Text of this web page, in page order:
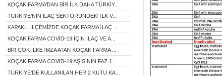
KOÇAK FARMA’DAN BİR İLK DAHA TÜRKİY...
TÜRKİYE’NİN İLAÇ SEKTÖRÜNDEKİ İLK V...
KAPAKLI İLÇEMİZDE KOÇAK FARMA İLAÇ ...
KOÇAK FARMA COVİD-19 İÇİN İLAÇ VE A...
BİR ÇOK İLKE İMZA ATAN KOÇAK FARMA ...
KOÇAK FARMA COVID-19 AŞISININ FAZ 1...
TÜRKİYE'DE KULLANILAN HER 2 KUTU KA...